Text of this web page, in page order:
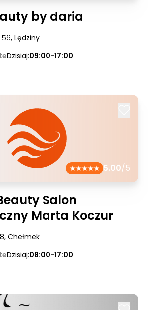
by daria
| 56, Lędziny
Dzisiaj:09:00-17:00
5.00/5
Salon
Marta Koczur
, Chełmek
Dzisiaj:08:00-17:00